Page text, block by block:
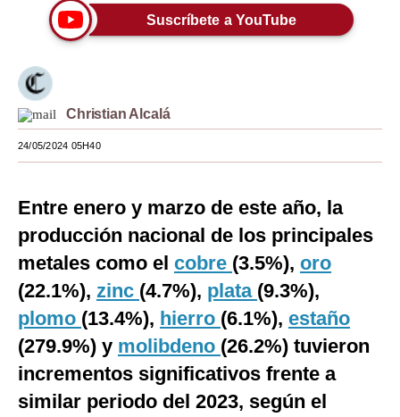
Viajes
Estilos
Mundo
EEUU
España
Internacional
Tecnología
Club del Suscriptor
Mix
G de Gestión
Suscríbete a YouTube
Christian Alcalá
24/05/2024 05H40
Entre enero y marzo de este año, la
producción nacional de los principales
metales como el cobre (3.5%), oro
(22.1%), zinc (4.7%), plata (9.3%),
plomo (13.4%), hierro (6.1%), estaño
(279.9%) y molibdeno (26.2%) tuvieron
incrementos significativos frente a
similar periodo del 2023, según el